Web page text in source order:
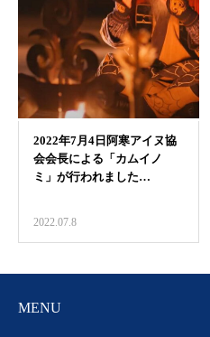
2022.07.8
MENU